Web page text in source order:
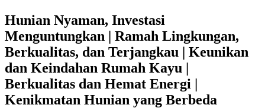
Hunian Nyaman, Investasi
Menguntungkan | Ramah Lingkungan,
Berkualitas, dan Terjangkau | Keunikan
dan Keindahan Rumah Kayu |
Berkualitas dan Hemat Energi |
Kenikmatan Hunian yang Berbeda